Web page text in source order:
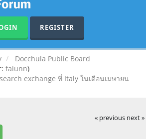
REGISTER
Docchula Public Board
faiunn)
exchange ที่ Italy ในเดือนเมษายน
« previous next »